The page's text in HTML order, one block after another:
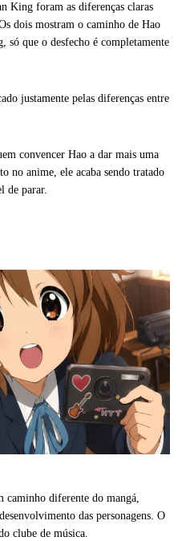
King foram as diferenças claras
dois mostram o caminho de Hao
que o desfecho é completamente
justamente pelas diferenças entre
convencer Hao a dar mais uma
no anime, ele acaba sendo tratado
de parar.
caminho diferente do mangá,
das personagens. O
clube de música.